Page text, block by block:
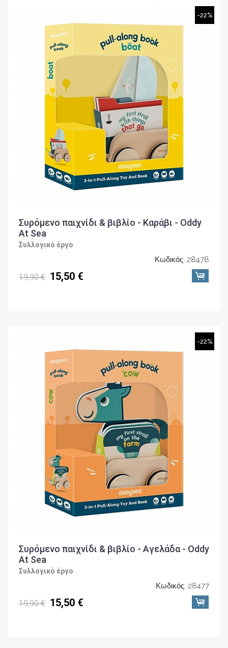
-22%
Συρόμενο παιχνίδι & βιβλίο - Καράβι - Oddy
At Sea
Συλλογικό έργο
Κωδικός: 28478
19,90 € 15,50 €
-22%
Συρόμενο παιχνίδι & βιβλίο - Αγελάδα - Oddy
At Sea
Συλλογικό έργο
Κωδικός: 28477
19,90 € 15,50 €